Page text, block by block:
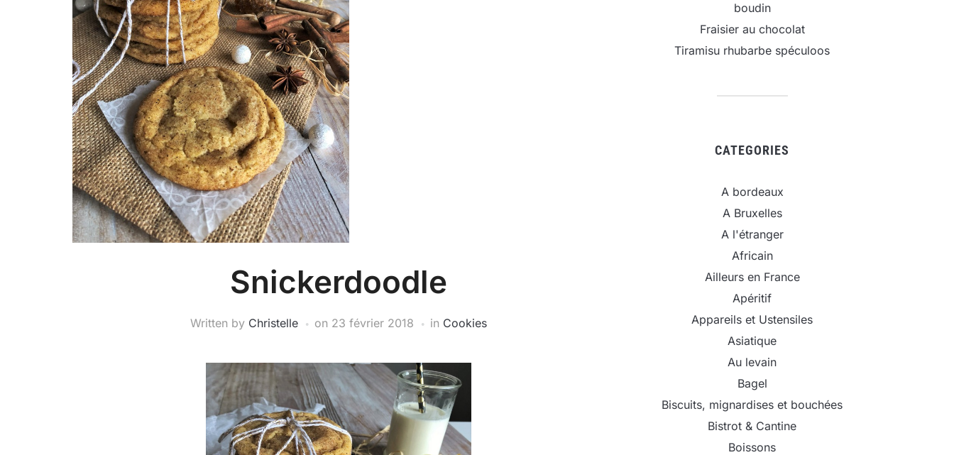
Snickerdoodle
Written by Christelle on 23 février 2018 in Cookies
boudin
Fraisier au chocolat
Tiramisu rhubarbe spéculoos
CATEGORIES
A bordeaux
A Bruxelles
A l'étranger
Africain
Ailleurs en France
Apéritif
Appareils et Ustensiles
Asiatique
Au levain
Bagel
Biscuits, mignardises et bouchées
Bistrot & Cantine
Boissons